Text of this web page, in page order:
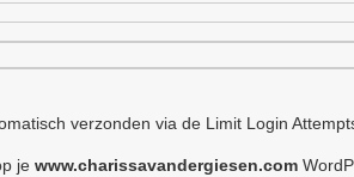
verzonden via de Limit Login
je www.charissavandergiesen.com